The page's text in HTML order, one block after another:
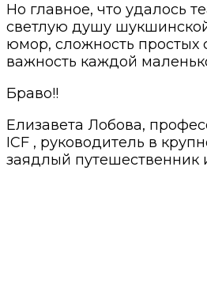
Но главное, что удалось
светлую душу
юмор, сложность простых
важность каждой
Браво!!
Елизавета Лобова,
ICF , руководитель в
заядлый путешественник